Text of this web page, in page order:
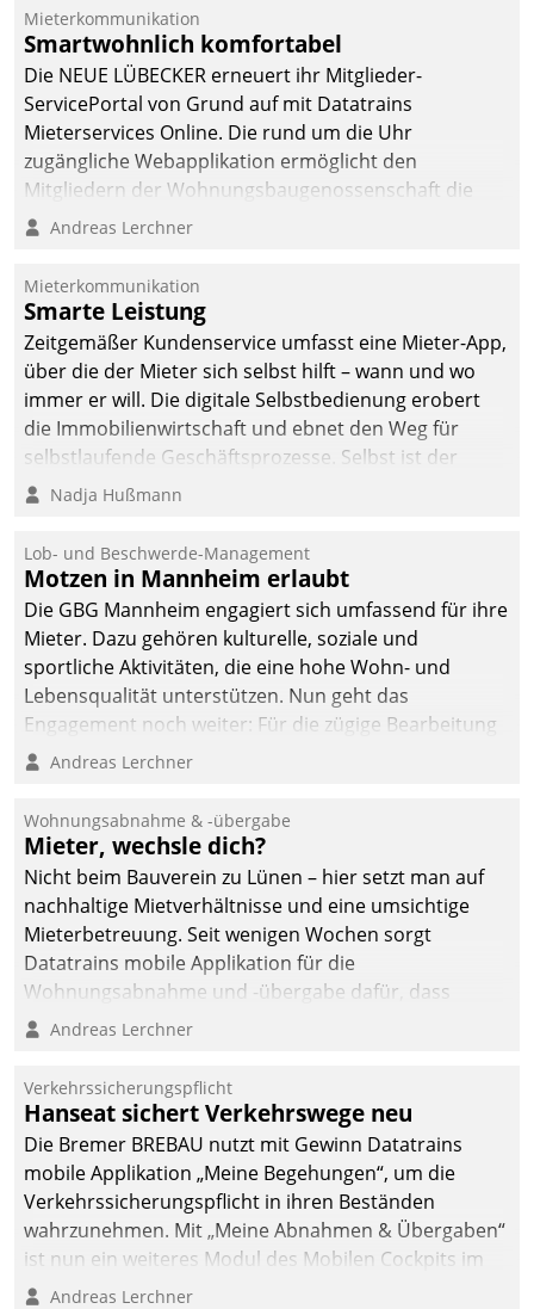
Datatrain ermöglicht
automatisiert ausgelöste,
zielgerichtete
Mieterbefragungen – eine
starke Grundlage für
intelligente,
Entscheidungen.
Mieterkommunikation
Smartwohnlich komfortabel
Die NEUE LÜBECKER erneuert ihr Mitglieder-
ServicePortal von Grund auf mit Datatrains
Mieterservices Online. Die rund um die Uhr
zugängliche Webapplikation ermöglicht den
Mitgliedern der Wohnungs­bau­genossenschaft die
Kontaktaufnahme per Smartphone, Tablet oder PC.
Andreas Lerchner
Mieterkommunikation
Smarte Leistung
Zeitgemäßer Kundenservice umfasst eine Mieter-App,
über die der Mieter sich selbst hilft – wann und wo
immer er will. Die digitale Selbstbedienung erobert
die Immobilienwirtschaft und ebnet den Weg für
selbstlaufende Geschäftsprozesse. Selbst ist der
Kunde und smart der Serviceanbieter.
Nadja Hußmann
Lob- und Beschwerde-Management
Motzen in Mannheim erlaubt
Die GBG Mannheim engagiert sich umfassend für ihre
Mieter. Dazu gehören kulturelle, soziale und
sportliche Aktivitäten, die eine hohe Wohn- und
Lebensqualität unterstützen. Nun geht das
Engagement noch weiter: Für die zügige Bearbeitung
von Beschwerden – oder Lob – richtet das
und Beschwerde-Management einen eigenen Kanal
ein.
Andreas Lerchner
Wohnungsabnahme & -übergabe
Mieter, wechsle dich?
Nicht beim Bauverein zu Lünen – hier setzt man auf
nachhaltige Mietverhältnisse und eine umsichtige
Mieterbetreuung. Seit wenigen Wochen sorgt
Datatrains mobile Applikation für die
Wohnungsabnahme und -übergabe dafür, dass
Mieter wohlgeordnet kommen und, so es sein muss,
Andreas Lerchner
Verkehrssicherungspflicht
Hanseat sichert Verkehrswege neu
Die Bremer BREBAU nutzt mit Gewinn Datatrains
mobile Applikation „Meine Begehungen“, um die
Verkehrssicherungspflicht in ihren Beständen
wahrzunehmen. Mit „Meine Abnahmen & Übergaben“
ist nun ein weiteres Modul des Mobilen Cockpits im
Einsatz.
Andreas Lerchner